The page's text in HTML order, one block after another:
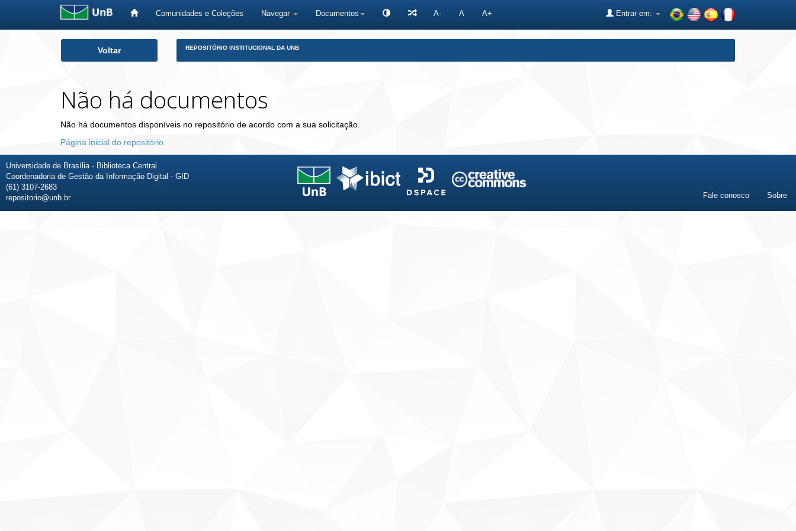
Comunidades e Coleções Navegar Documentos A- A A+ Entrar em:
Voltar REPOSITÓRIO INSTITUCIONAL DA UNB
Não há documentos
Não há documentos disponíveis no repositório de acordo com a sua solicitação.
Página inicial do repositório
Universidade de Brasília - Biblioteca Central
Coordenadoria de Gestão da Informação Digital - GID
(61) 3107-2683
repositorio@unb.br
Fale conosco Sobre